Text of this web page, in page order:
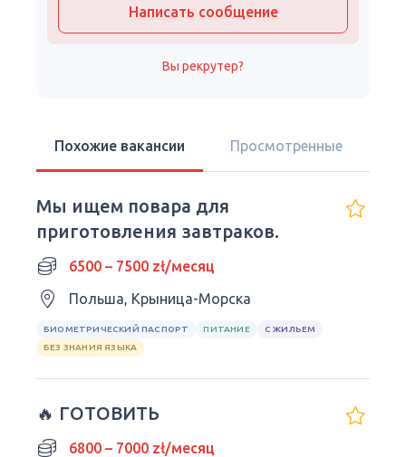
Написать сообщение
Вы рекрутер?
Похожие вакансии Просмотренные
Мы ищем повара для
приготовления завтраков.
6500 – 7500 zł/месяц
Польша, Крыница-Морска
БИОМЕТРИЧЕСКИЙ ПАСПОРТ ПИТАНИЕ
С ЖИЛЬЕМ
БЕЗ ЗНАНИЯ ЯЗЫКА
🔥 ГОТОВИТЬ
6800 – 7000 zł/месяц